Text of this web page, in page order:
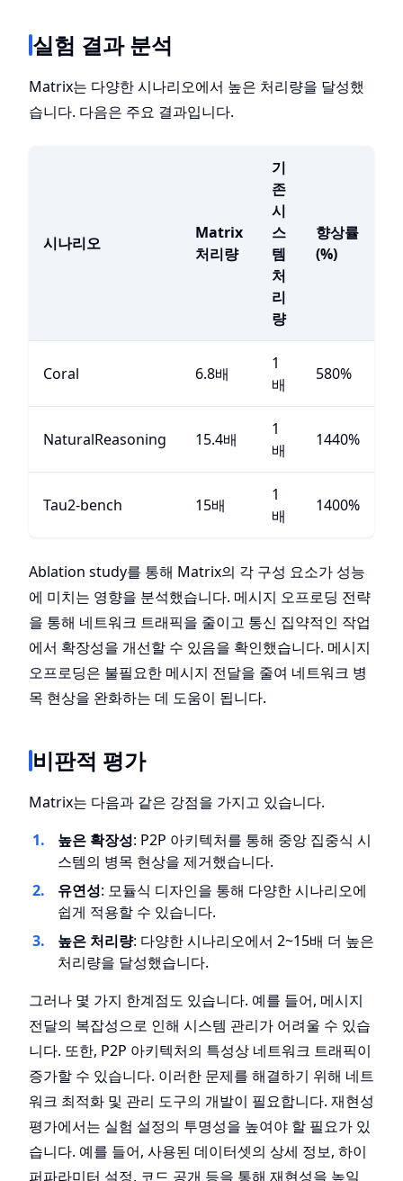
실험 결과 분석
Matrix는 다양한 시나리오에서 높은 처리량을 달성했
습니다. 다음은 주요 결과입니다.
시나리오
Matrix
처리량
기
존
시
스
템
처
리
량
향상률
(%)
Coral 6.8배
1
배
580%
NaturalReasoning 15.4배
1
배
1440%
Tau2-bench 15배
1
배
1400%
Ablation study를 통해 Matrix의 각 구성 요소가 성능
에 미치는 영향을 분석했습니다. 메시지 오프로딩 전략
을 통해 네트워크 트래픽을 줄이고 통신 집약적인 작업
에서 확장성을 개선할 수 있음을 확인했습니다. 메시지
오프로딩은 불필요한 메시지 전달을 줄여 네트워크 병
목 현상을 완화하는 데 도움이 됩니다.
비판적 평가
Matrix는 다음과 같은 강점을 가지고 있습니다.
높은 확장성: P2P 아키텍처를 통해 중앙 집중식 시
스템의 병목 현상을 제거했습니다.
유연성: 모듈식 디자인을 통해 다양한 시나리오에
쉽게 적용할 수 있습니다.
높은 처리량: 다양한 시나리오에서 2~15배 더 높은
처리량을 달성했습니다.
그러나 몇 가지 한계점도 있습니다. 예를 들어, 메시지
전달의 복잡성으로 인해 시스템 관리가 어려울 수 있습
니다. 또한, P2P 아키텍처의 특성상 네트워크 트래픽이
증가할 수 있습니다. 이러한 문제를 해결하기 위해 네트
워크 최적화 및 관리 도구의 개발이 필요합니다. 재현성
평가에서는 실험 설정의 투명성을 높여야 할 필요가 있
습니다. 예를 들어, 사용된 데이터셋의 상세 정보, 하이
퍼파라미터 설정, 코드 공개 등을 통해 재현성을 높일